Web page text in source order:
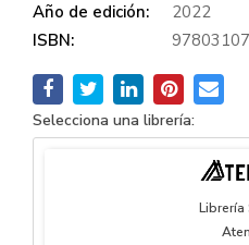
Año de edición:
2022
ISBN:
Selecciona una librería:
Librería